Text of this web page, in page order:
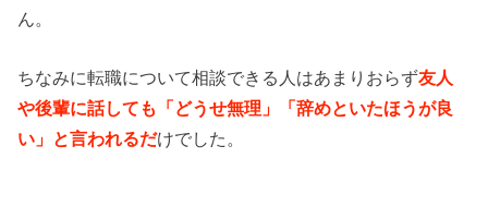
ん。
ちなみに転職について相談できる人はあまりおらず友人
や後輩に話しても「どうせ無理」「辞めといたほうが良
い」と言われるだけでした。